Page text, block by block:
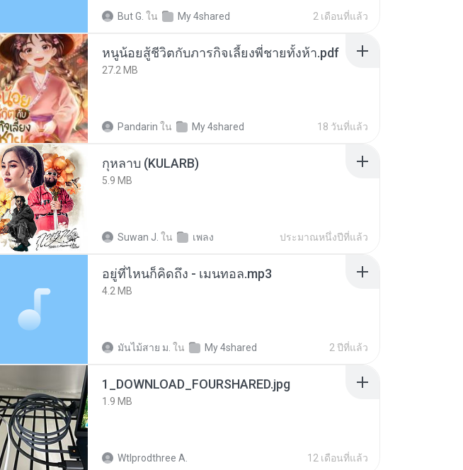
But G. ใน My 4shared 2 เดือนที่แล้ว
หนูน้อยสู้ชีวิตกับภารกิจเลี้ยงพี่ชายทั้งห้า.pdf
27.2 MB
Pandarin ใน My 4shared 18 วันที่แล้ว
กุหลาบ (KULARB)
5.9 MB
Suwan J. ใน เพลง ประมาณหนึ่งปีที่แล้ว
อยู่ที่ไหนก็คิดถึง - เมนทอล.mp3
4.2 MB
มันไม้สาย ม. ใน My 4shared 2 ปีที่แล้ว
1_DOWNLOAD_FOURSHARED.jpg
1.9 MB
Wtlprodthree A. 12 เดือนที่แล้ว